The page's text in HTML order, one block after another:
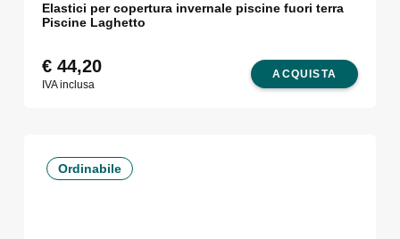
Elastici per copertura invernale piscine fuori terra
Piscine Laghetto
ACQUISTA
€44,20
IVA inclusa
Ordinabile